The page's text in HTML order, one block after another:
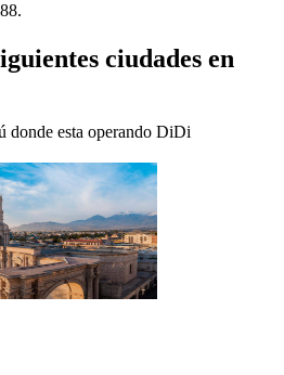
iguientes ciudades en
donde esta operando DiDi